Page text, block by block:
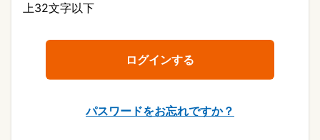
上32文字以下
パスワードをお忘れですか？